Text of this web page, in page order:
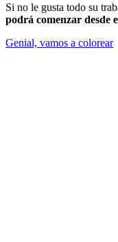
Si no le gusta todo su
podrá comenzar desde
Genial, vamos a colorear